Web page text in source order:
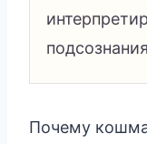
Почему